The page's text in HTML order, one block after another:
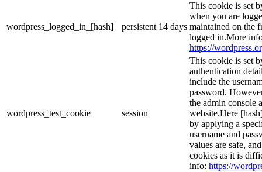
wordpress_logged_in_[hash] persistent 14 days
This cookie is set
when you are
maintained on the
logged in.More
https://
wordpress_test_cookie session
This cookie is set
authentication
include the
password.
the admin console
website.Here
by applying a
username and
values are safe,
cookies as it is
info: https://